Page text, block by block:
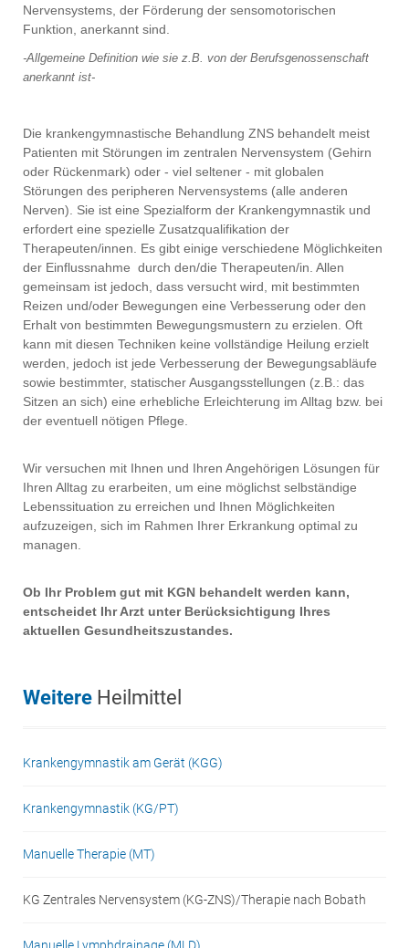
Nervensystems, der Förderung der sensomotorischen
Funktion, anerkannt sind.
-Allgemeine Definition wie sie z.B. von der Berufsgenossenschaft
anerkannt ist-
Die krankengymnastische Behandlung ZNS behandelt meist
Patienten mit Störungen im zentralen Nervensystem (Gehirn
oder Rückenmark) oder - viel seltener - mit globalen
Störungen des peripheren Nervensystems (alle anderen
Nerven). Sie ist eine Spezialform der Krankengymnastik und
erfordert eine spezielle Zusatzqualifikation der
Therapeuten/innen. Es gibt einige verschiedene Möglichkeiten
der Einflussnahme durch den/die Therapeuten/in. Allen
gemeinsam ist jedoch, dass versucht wird, mit bestimmten
Reizen und/oder Bewegungen eine Verbesserung oder den
Erhalt von bestimmten Bewegungsmustern zu erzielen. Oft
kann mit diesen Techniken keine vollständige Heilung erzielt
werden, jedoch ist jede Verbesserung der Bewegungsabläufe
sowie bestimmter, statischer Ausgangsstellungen (z.B.: das
Sitzen an sich) eine erhebliche Erleichterung im Alltag bzw. bei
der eventuell nötigen Pflege.
Wir versuchen mit Ihnen und Ihren Angehörigen Lösungen für
Ihren Alltag zu erarbeiten, um eine möglichst selbständige
Lebenssituation zu erreichen und Ihnen Möglichkeiten
aufzuzeigen, sich im Rahmen Ihrer Erkrankung optimal zu
managen.
Ob Ihr Problem gut mit KGN behandelt werden kann,
entscheidet Ihr Arzt unter Berücksichtigung Ihres
aktuellen Gesundheitszustandes.
Weitere Heilmittel
Krankengymnastik am Gerät (KGG)
Krankengymnastik (KG/PT)
Manuelle Therapie (MT)
KG Zentrales Nervensystem (KG-ZNS)/Therapie nach Bobath